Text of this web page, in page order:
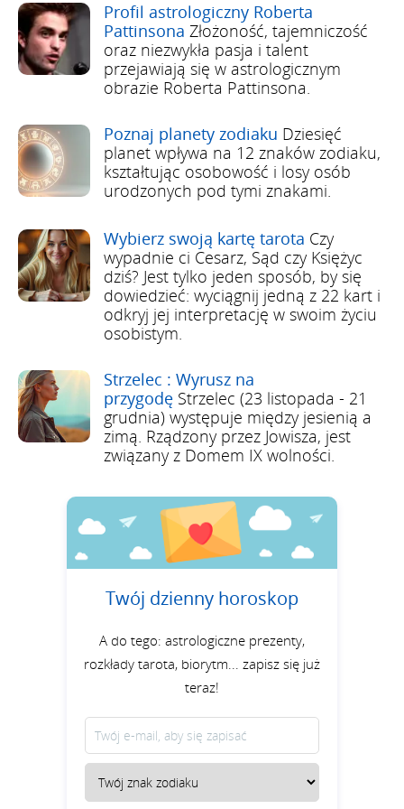
Profil astrologiczny Roberta
Pattinsona Złożoność, tajemniczość
oraz niezwykła pasja i talent
przejawiają się w astrologicznym
obrazie Roberta Pattinsona.
Poznaj planety zodiaku Dziesięć
planet wpływa na 12 znaków zodiaku,
kształtując osobowość i losy osób
urodzonych pod tymi znakami.
Wybierz swoją kartę tarota Czy
wypadnie ci Cesarz, Sąd czy Księżyc
dziś? Jest tylko jeden sposób, by się
dowiedzieć: wyciągnij jedną z 22 kart i
odkryj jej interpretację w swoim życiu
osobistym.
Strzelec : Wyrusz na
przygodę Strzelec (23 listopada - 21
grudnia) występuje między jesienią a
zimą. Rządzony przez Jowisza, jest
związany z Domem IX wolności.
Twój dzienny horoskop
A do tego: astrologiczne prezenty,
rozkłady tarota, biorytm... zapisz się już
teraz!